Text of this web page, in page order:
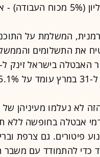
את התשלומים
לא נעלמו מעיניהן
דמי אבטלה בחופשה
פיטורים. גם צרפת
כדי להתמודד עם משבר